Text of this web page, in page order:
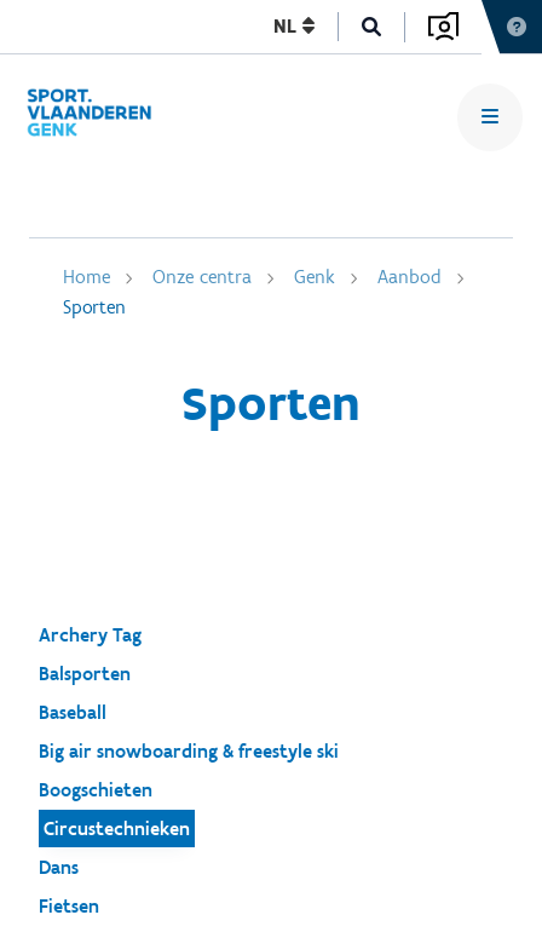
NL
Home Onze centra Genk
Aanbod
Sporten
Sporten
Archery Tag
Balsporten
Baseball
Big air snowboarding & freestyle ski
Boogschieten
Circustechnieken
Dans
Fietsen